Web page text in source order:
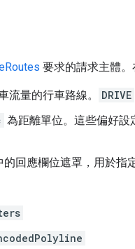
要求的請求主體
流量的行車路線。
DRIVE
為距離單位。這些偏好
的回應欄位遮罩，用於指